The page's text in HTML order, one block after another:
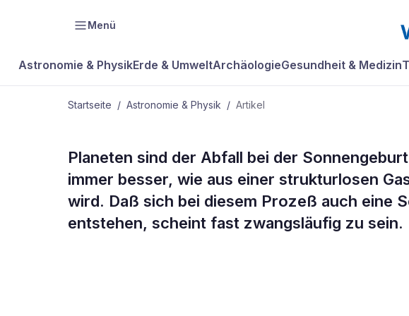
Menü
Astronomie & PhysikErde & UmweltArchäologieGesundheit & Medizin
Startseite / Astronomie & Physik / Artikel
ASTRONOMIE & PHYSIK
Ein Stern
allein
Planeten sind der Abfall bei der
immer besser, wie aus einer strukturlosen
wird. Daß sich bei diesem Prozeß auch eine
entstehen, scheint fast zwangsläufig zu sein.